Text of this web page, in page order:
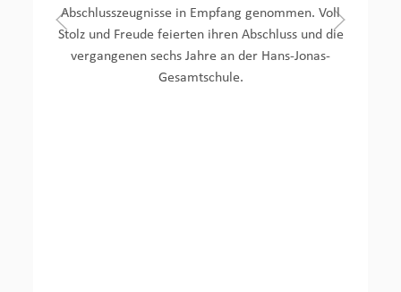
Abschlusszeugnisse in Empfang genommen. Voll
Stolz und Freude feierten ihren Abschluss und die
vergangenen sechs Jahre an der Hans-Jonas-
Gesamtschule.